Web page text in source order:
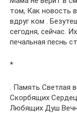
том, Как новость
вдруг ком .
сегодня, сейчас.
печальная песнь
*
. Память Светлая
Скорбящих
Любящих Душ